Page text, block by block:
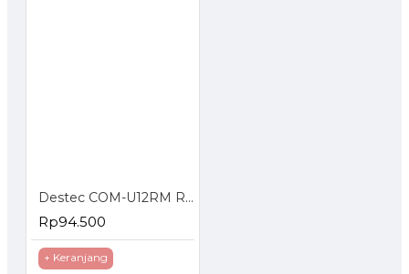
Destec COM-U12RM Regulator Gas dengan Meteran
Rp94.500
+ Keranjang